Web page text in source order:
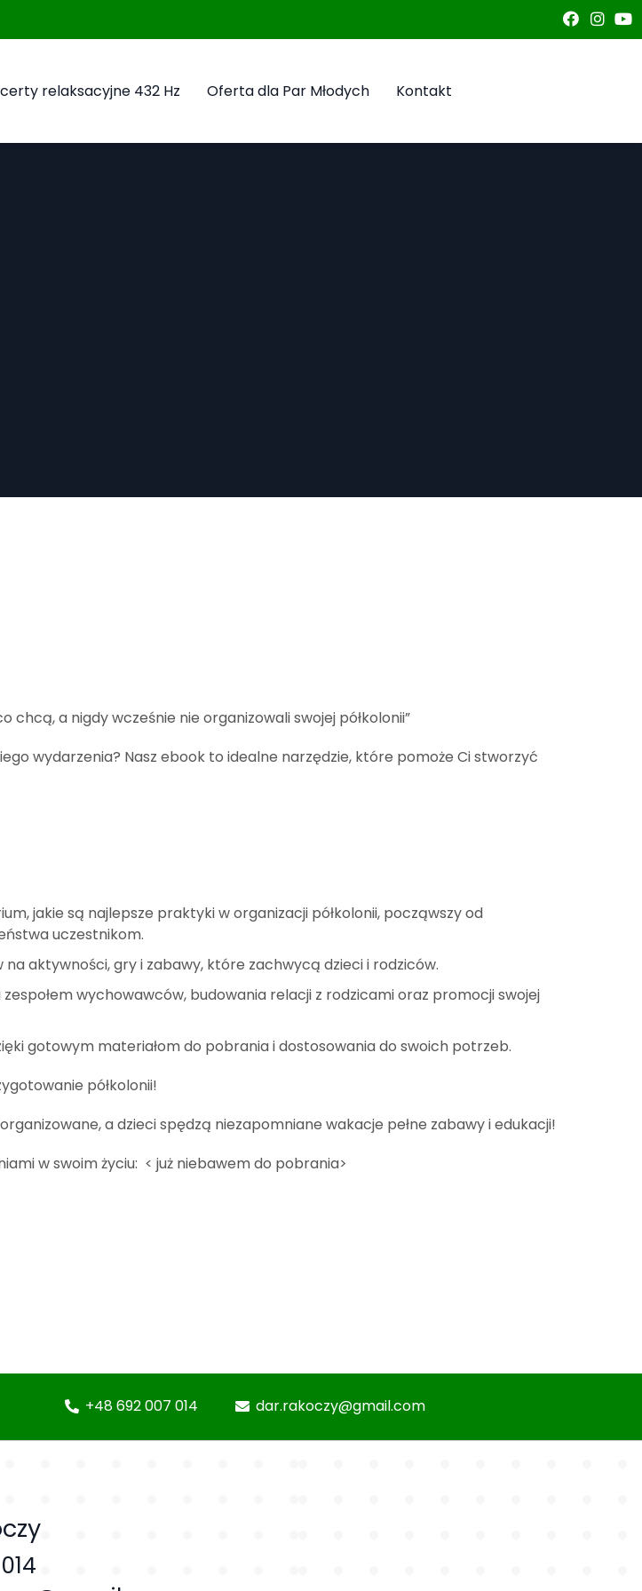
relaksacyjne 432 Hz Oferta dla Par Młodych Kontakt
a nigdy wcześnie nie organizowali swojej półkolonii”
wydarzenia? Nasz ebook to idealne narzędzie, które pomoże Ci stworzyć
jakie są najlepsze praktyki w organizacji półkolonii, począwszy od
uczestnikom.
aktywności, gry i zabawy, które zachwycą dzieci i rodziców.
wychowawców, budowania relacji z rodzicami oraz promocji swojej
gotowym materiałom do pobrania i dostosowania do swoich potrzeb.
półkolonii!
a dzieci spędzą niezapomniane wakacje pełne zabawy i edukacji!
w swoim życiu: < już niebawem do pobrania>
+48 692 007 014 dar.rakoczy@gmail.com